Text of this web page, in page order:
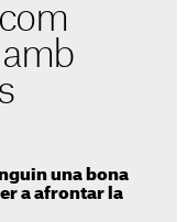
amb
una bona
a afrontar la